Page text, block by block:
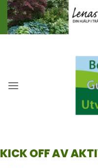
Skip
content
KICK OFF AV